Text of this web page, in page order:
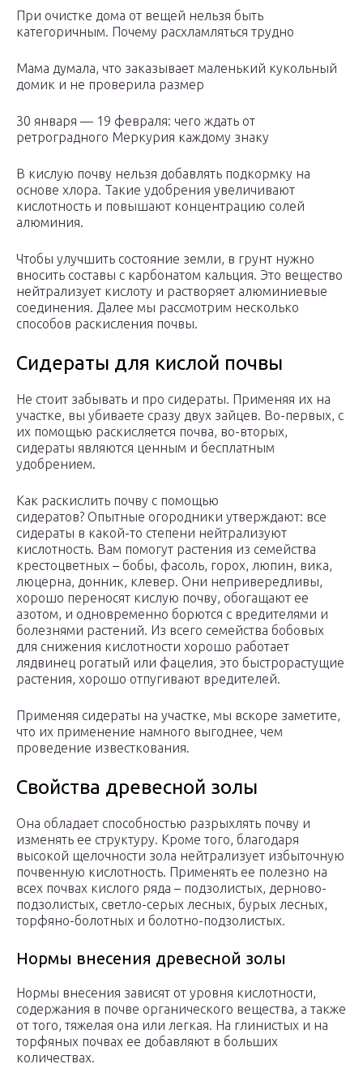
При очистке дома от вещей нельзя быть
категоричным. Почему расхламляться трудно
Мама думала, что заказывает маленький кукольный
домик и не проверила размер
30 января — 19 февраля: чего ждать от
ретроградного Меркурия каждому знаку
В кислую почву нельзя добавлять подкормку на
основе хлора. Такие удобрения увеличивают
кислотность и повышают концентрацию солей
алюминия.
Чтобы улучшить состояние земли, в грунт нужно
вносить составы с карбонатом кальция. Это вещество
нейтрализует кислоту и растворяет алюминиевые
соединения. Далее мы рассмотрим несколько
способов раскисления почвы.
Сидераты для кислой почвы
Не стоит забывать и про сидераты. Применяя их на
участке, вы убиваете сразу двух зайцев. Во-первых, с
их помощью раскисляется почва, во-вторых,
сидераты являются ценным и бесплатным
удобрением.
Как раскислить почву с помощью
сидератов? Опытные огородники утверждают: все
сидераты в какой-то степени нейтрализуют
кислотность. Вам помогут растения из семейства
крестоцветных – бобы, фасоль, горох, люпин, вика,
люцерна, донник, клевер. Они непривередливы,
хорошо переносят кислую почву, обогащают ее
азотом, и одновременно борются с вредителями и
болезнями растений. Из всего семейства бобовых
для снижения кислотности хорошо работает
лядвинец рогатый или фацелия, это быстрорастущие
растения, хорошо отпугивают вредителей.
Применяя сидераты на участке, мы вскоре заметите,
что их применение намного выгоднее, чем
проведение известкования.
Свойства древесной золы
Она обладает способностью разрыхлять почву и
изменять ее структуру. Кроме того, благодаря
высокой щелочности зола нейтрализует избыточную
почвенную кислотность. Применять ее полезно на
всех почвах кислого ряда – подзолистых, дерново-
подзолистых, светло-серых лесных, бурых лесных,
торфяно-болотных и болотно-подзолистых.
Нормы внесения древесной золы
Нормы внесения зависят от уровня кислотности,
содержания в почве органического вещества, а также
от того, тяжелая она или легкая. На глинистых и на
торфяных почвах ее добавляют в больших
количествах.